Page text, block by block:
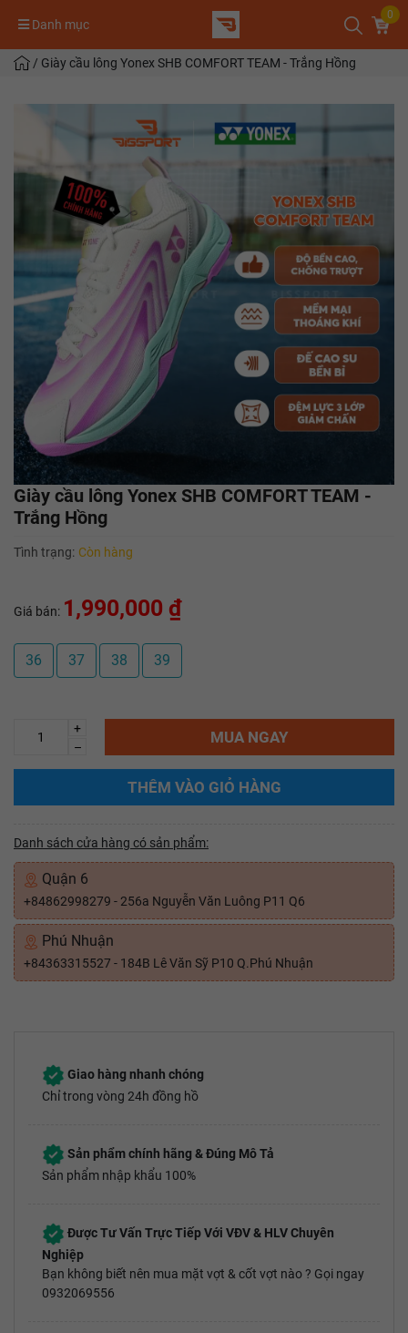
Danh mục
0
/ Giày cầu lông Yonex SHB COMFORT TEAM - Trắng Hồng
Giày cầu lông Yonex SHB COMFORT TEAM -
Trắng Hồng
Tình trạng: Còn hàng
Giá bán: 1,990,000 ₫
36 37 38 39
+
–
MUA NGAY
THÊM VÀO GIỎ HÀNG
Danh sách cửa hàng có sản phẩm:
Quận 6
+84862998279 - 256a Nguyễn Văn Luông P11 Q6
Phú Nhuận
+84363315527 - 184B Lê Văn Sỹ P10 Q.Phú Nhuận
Giao hàng nhanh chóng
Chỉ trong vòng 24h đồng hồ
Sản phẩm chính hãng & Đúng Mô Tả
Sản phẩm nhập khẩu 100%
Được Tư Vấn Trực Tiếp Với VĐV & HLV Chuyên
Nghiệp
Bạn không biết nên mua mặt vợt & cốt vợt nào ? Gọi ngay
0932069556